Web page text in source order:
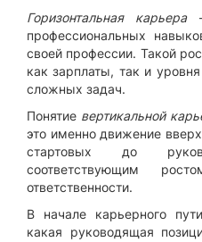
Горизонтальная карьера–
профессиональных
своей профессии. Такой
как зарплаты, так и
сложных задач.
Понятие вертикальной
это именно движение
стартовых до
соответствующим
ответственности.
В начале карьерного
какая руководящая